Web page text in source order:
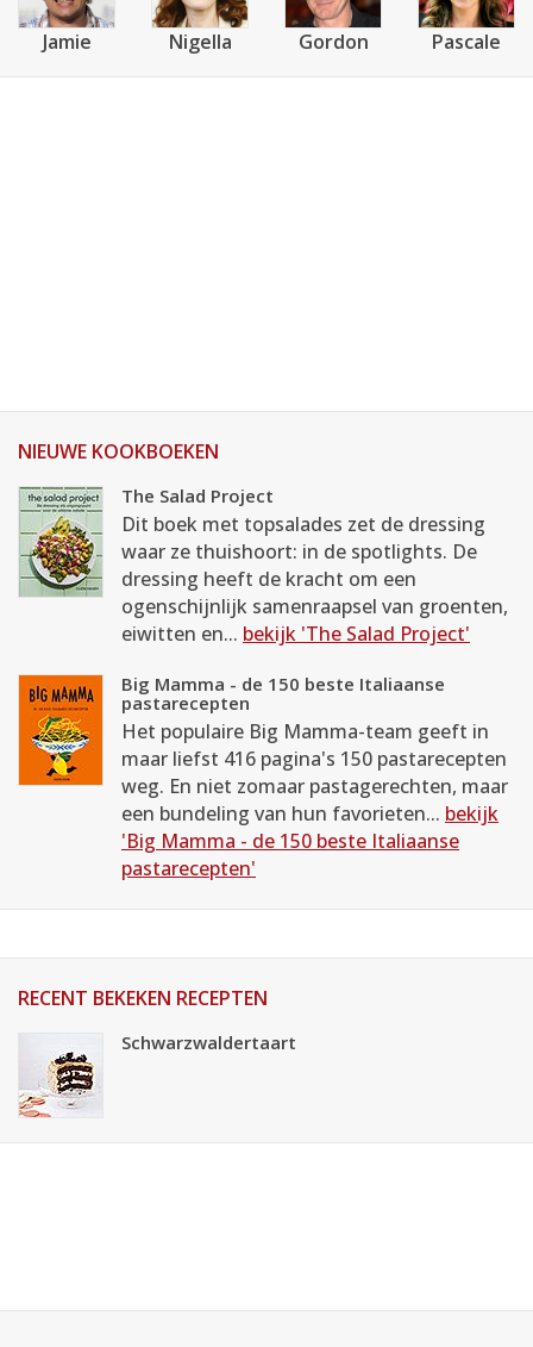
Jamie Nigella Gordon Pascale
NIEUWE KOOKBOEKEN
The Salad Project
Dit boek met topsalades zet de dressing
waar ze thuishoort: in de spotlights. De
dressing heeft de kracht om een
ogenschijnlijk samenraapsel van groenten,
eiwitten en... bekijk 'The Salad Project'
Big Mamma - de 150 beste Italiaanse
pastarecepten
Het populaire Big Mamma-team geeft in
maar liefst 416 pagina's 150 pastarecepten
weg. En niet zomaar pastagerechten, maar
een bundeling van hun favorieten... bekijk
'Big Mamma - de 150 beste Italiaanse
pastarecepten'
RECENT BEKEKEN RECEPTEN
Schwarzwaldertaart